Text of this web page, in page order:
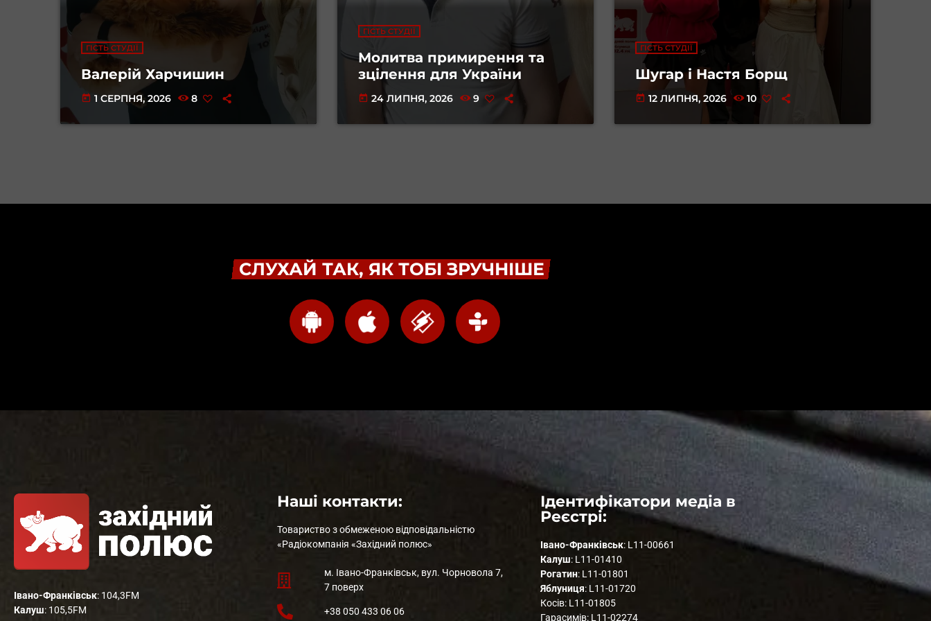
ГІСТЬ СТУДІЇ
Валерій Харчишин
today 1 СЕРПНЯ, 2026 8
ГІСТЬ СТУДІЇ
Молитва примирення та
зцілення для України
today 24 ЛИПНЯ, 2026 9
ГІСТЬ СТУДІЇ
Шугар і Настя Борщ
today 12 ЛИПНЯ, 2026 10
СЛУХАЙ ТАК, ЯК ТОБІ ЗРУЧНІШЕ
Івано-Франківськ: 104,3FM
Калуш: 105,5FM
Наші контакти:
Товариство з обмеженою відповідальністю
«Радіокомпанія «Західний полюс»
м. Івано-Франківськ, вул. Чорновола 7,
7 поверх
+38 050 433 06 06
Ідентифікатори медіа в
Реєстрі:
Івано-Франківськ: L11-00661
Калуш: L11-01410
Рогатин: L11-01801
Яблуниця: L11-01720
Косів: L11-01805
Гарасимів: L11-02274